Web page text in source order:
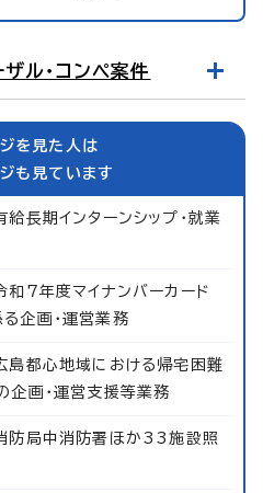
ル・コンペ案件
を見た人は
も見ています
給長期インターンシップ・就業
和7年度マイナンバーカード
企画・運営業務
島都心地域における帰宅困難
企画・運営支援等業務
消防局中消防署ほか33施設照